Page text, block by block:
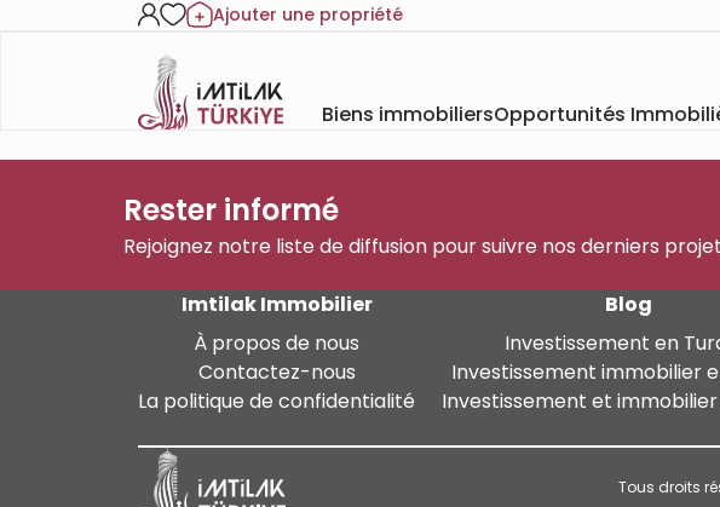
Ajouter une propriété
Biens immobiliersOpportunités
Rester informé
Rejoignez notre liste de diffusion pour suivre nos derniers
Imtilak Immobilier
À propos de nous
Contactez-nous
La politique de confidentialité
Blog
Investissement en
Investissement immobilier
Investissement et
Tous droits